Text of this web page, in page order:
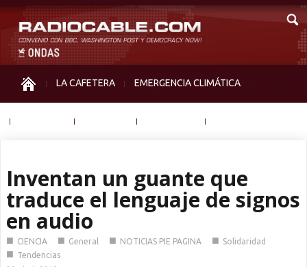
LA CAFETERA EMERGENCIA CLIMÁTICA
Inventan un guante que
traduce el lenguaje de signos
en audio
■ CIENCIA ■ General ■ NOTICIAS PIE PAGINA ■ Solidaridad
■ Tendencias